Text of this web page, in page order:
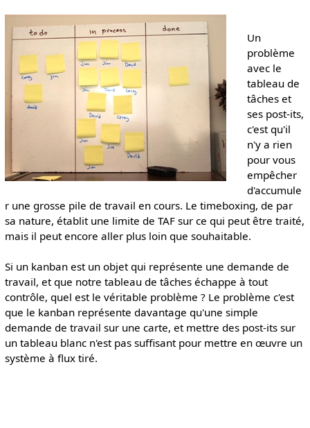
Un
problème
avec le
tableau de
tâches et
ses post-its,
c'est qu'il
n'y a rien
pour vous
empêcher
d'accumule
r une grosse pile de travail en cours. Le timeboxing, de par
sa nature, établit une limite de TAF sur ce qui peut être traité,
mais il peut encore aller plus loin que souhaitable.
Si un kanban est un objet qui représente une demande de
travail, et que notre tableau de tâches échappe à tout
contrôle, quel est le véritable problème ? Le problème c'est
que le kanban représente davantage qu'une simple
demande de travail sur une carte, et mettre des post-its sur
un tableau blanc n'est pas suffisant pour mettre en œuvre un
système à flux tiré.